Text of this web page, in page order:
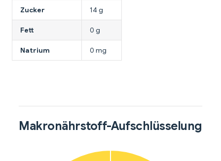
Zucker 14 g
Fett 0 g
Natrium 0 mg
Makronährstoff-Aufschlüsselung